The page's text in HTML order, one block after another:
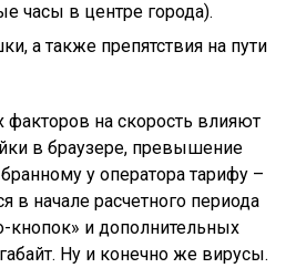
часы в центре города).
а также препятствия на пути
на скорость влияют
в браузере, превышение
у оператора тарифу –
в начале расчетного периода
и дополнительных
Ну и конечно же вирусы.